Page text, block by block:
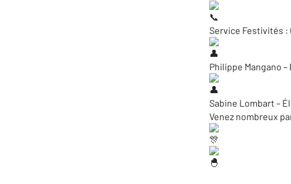
Service Festivités :
Philippe Mangano –
Sabine Lombart –
Venez nombreux